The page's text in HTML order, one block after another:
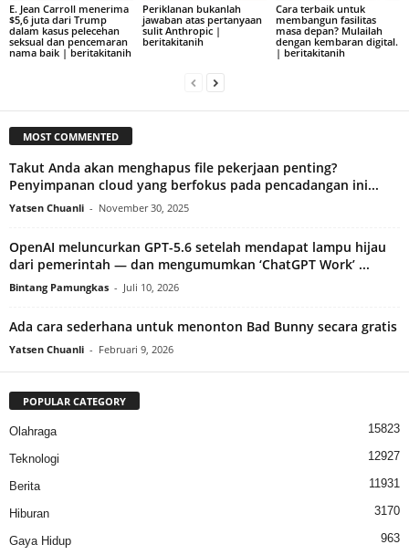
E. Jean Carroll menerima
$5,6 juta dari Trump
dalam kasus pelecehan
seksual dan pencemaran
nama baik | beritakitanih
Periklanan bukanlah
jawaban atas pertanyaan
sulit Anthropic |
beritakitanih
Cara terbaik untuk
membangun fasilitas
masa depan? Mulailah
dengan kembaran digital.
| beritakitanih
MOST COMMENTED
Takut Anda akan menghapus file pekerjaan penting?
Penyimpanan cloud yang berfokus pada pencadangan ini...
Yatsen Chuanli - November 30, 2025
OpenAI meluncurkan GPT-5.6 setelah mendapat lampu hijau
dari pemerintah — dan mengumumkan ‘ChatGPT Work’ ...
Bintang Pamungkas - Juli 10, 2026
Ada cara sederhana untuk menonton Bad Bunny secara gratis
Yatsen Chuanli - Februari 9, 2026
POPULAR CATEGORY
Olahraga 15823
Teknologi 12927
Berita 11931
Hiburan 3170
Gaya Hidup 963